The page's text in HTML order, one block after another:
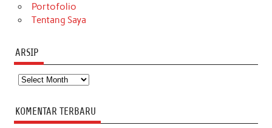
Portofolio
Tentang Saya
ARSIP
Arsip
KOMENTAR TERBARU